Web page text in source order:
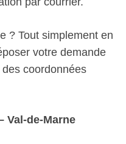
? Tout simplement en
votre demande
des coordonnées
Val-de-Marne